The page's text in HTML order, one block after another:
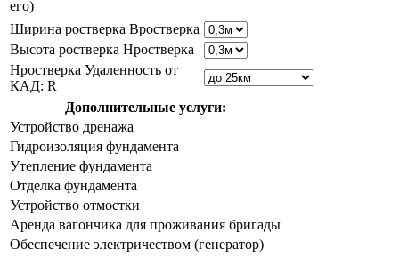
его)
Ширина ростверка Bростверка
Высота ростверка Hростверка
Hростверка Удаленность от
КАД: R
Дополнительные услуги:
Устройство дренажа
Гидроизоляция фундамента
Утепление фундамента
Отделка фундамента
Устройство отмостки
Аренда вагончика для проживания бригады
Обеспечение электричеством (генератор)